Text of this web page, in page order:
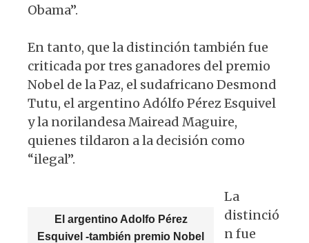
Obama”.
En tanto, que la distinción también fue
criticada por tres ganadores del premio
Nobel de la Paz, el sudafricano Desmond
Tutu, el argentino Adólfo Pérez Esquivel
y la norilandesa Mairead Maguire,
quienes tildaron a la decisión como
“ilegal”.
El argentino Adolfo Pérez
Esquivel -también premio Nobel
La
distinció
n fue